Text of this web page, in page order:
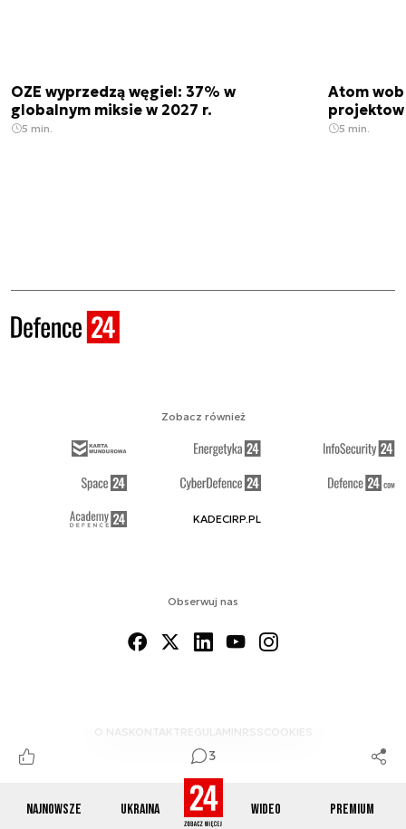
Najnowsze Ukraina Wideo Premium
3
OZE wyprzedzą węgiel: 37% w
globalnym miksie w 2027 r.
5 min.
Atom
5 min.
Obserwuj nas
O NAS KONTAKTREGULAMINRSS COOKIES
Zobacz również
KADECIRP.PL
© 2012-2026 DEFENCE24